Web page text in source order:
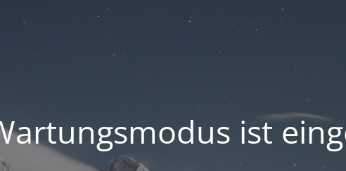
ist